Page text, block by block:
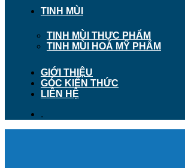
TINH MÙI
TINH MÙI THỰC PHẨM
TINH MÙI HOÁ MỸ PHẨM
GIỚI THIỆU
GÓC KIẾN THỨC
LIÊN HỆ
.